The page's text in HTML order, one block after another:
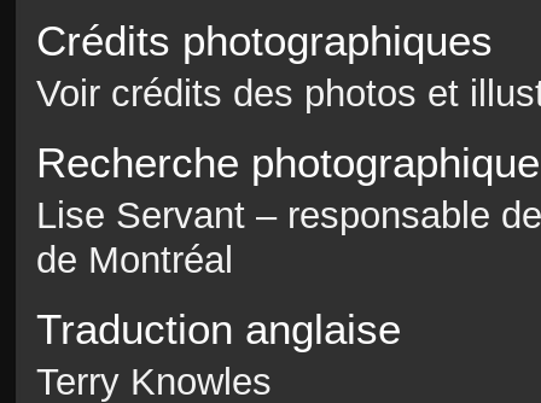
Crédits photographiques
Voir crédits des photos et
Recherche photographique
Lise Servant – responsable
de Montréal
Traduction anglaise
Terry Knowles